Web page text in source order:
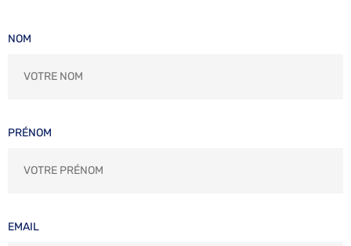
NOM
PRÉNOM
EMAIL